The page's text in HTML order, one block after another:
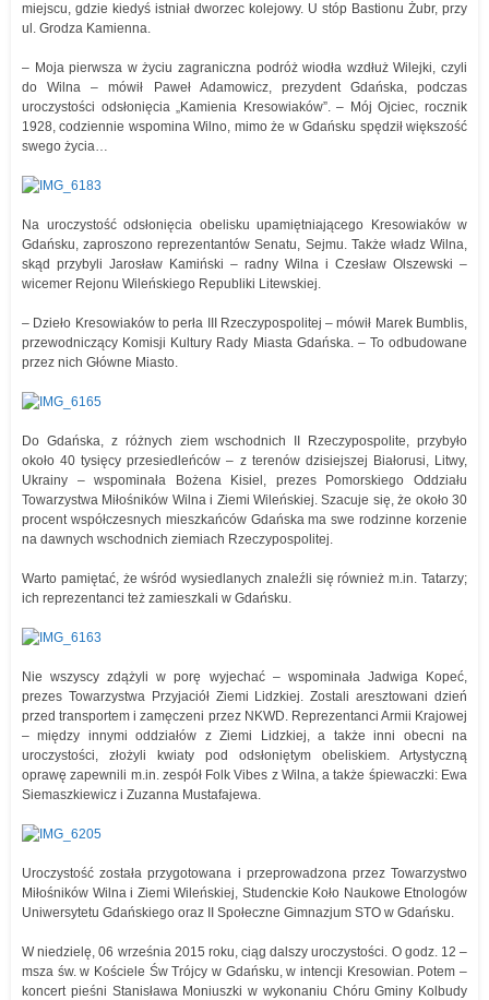
miejscu, gdzie kiedyś istniał dworzec kolejowy. U stóp Bastionu Żubr, przy
ul. Grodza Kamienna.
– Moja pierwsza w życiu zagraniczna podróż wiodła wzdłuż Wilejki, czyli
do Wilna – mówił Paweł Adamowicz, prezydent Gdańska, podczas
uroczystości odsłonięcia „Kamienia Kresowiaków”. – Mój Ojciec, rocznik
1928, codziennie wspomina Wilno, mimo że w Gdańsku spędził większość
swego życia…
Na uroczystość odsłonięcia obelisku upamiętniającego Kresowiaków w
Gdańsku, zaproszono reprezentantów Senatu, Sejmu. Także władz Wilna,
skąd przybyli Jarosław Kamiński – radny Wilna i Czesław Olszewski –
wicemer Rejonu Wileńskiego Republiki Litewskiej.
– Dzieło Kresowiaków to perła III Rzeczypospolitej – mówił Marek Bumblis,
przewodniczący Komisji Kultury Rady Miasta Gdańska. – To odbudowane
przez nich Główne Miasto.
Do Gdańska, z różnych ziem wschodnich II Rzeczypospolite, przybyło
około 40 tysięcy przesiedleńców – z terenów dzisiejszej Białorusi, Litwy,
Ukrainy – wspominała Bożena Kisiel, prezes Pomorskiego Oddziału
Towarzystwa Miłośników Wilna i Ziemi Wileńskiej. Szacuje się, że około 30
procent współczesnych mieszkańców Gdańska ma swe rodzinne korzenie
na dawnych wschodnich ziemiach Rzeczypospolitej.
Warto pamiętać, że wśród wysiedlanych znaleźli się również m.in. Tatarzy;
ich reprezentanci też zamieszkali w Gdańsku.
Nie wszyscy zdążyli w porę wyjechać – wspominała Jadwiga Kopeć,
prezes Towarzystwa Przyjaciół Ziemi Lidzkiej. Zostali aresztowani dzień
przed transportem i zamęczeni przez NKWD. Reprezentanci Armii Krajowej
– między innymi oddziałów z Ziemi Lidzkiej, a także inni obecni na
uroczystości, złożyli kwiaty pod odsłoniętym obeliskiem. Artystyczną
oprawę zapewnili m.in. zespół Folk Vibes z Wilna, a także śpiewaczki: Ewa
Siemaszkiewicz i Zuzanna Mustafajewa.
Uroczystość została przygotowana i przeprowadzona przez Towarzystwo
Miłośników Wilna i Ziemi Wileńskiej, Studenckie Koło Naukowe Etnologów
Uniwersytetu Gdańskiego oraz II Społeczne Gimnazjum STO w Gdańsku.
W niedzielę, 06 września 2015 roku, ciąg dalszy uroczystości. O godz. 12 –
msza św. w Kościele Św Trójcy w Gdańsku, w intencji Kresowian. Potem –
koncert pieśni Stanisława Moniuszki w wykonaniu Chóru Gminy Kolbudy